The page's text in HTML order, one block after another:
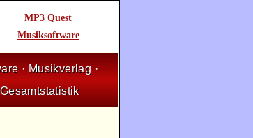
MP3 Quest
Musiksoftware
· Musikverlag ·
Gesamtstatistik